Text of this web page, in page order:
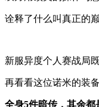
诠释了什么叫真正的
新服异度个人赛战局
再看看这位诺米的装备
全身5件暗传，其余都